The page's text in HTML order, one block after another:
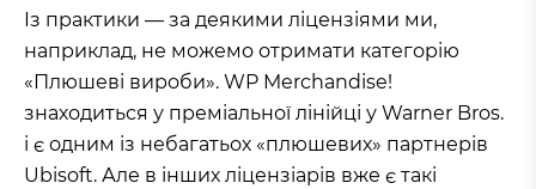
Із практики — за деякими ліцензіями ми,
наприклад, не можемо отримати категорію
«Плюшеві вироби». WP Merchandise!
знаходиться у преміальної лінійці у Warner Bros.
і є одним із небагатьох «плюшевих» партнерів
Ubisoft. Але в інших ліцензіарів вже є такі